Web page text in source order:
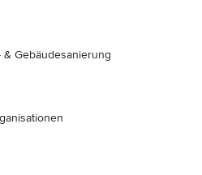
Gebäudesanierung